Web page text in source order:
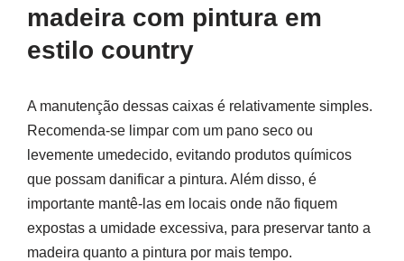
madeira com pintura em
estilo country
A manutenção dessas caixas é relativamente simples.
Recomenda-se limpar com um pano seco ou
levemente umedecido, evitando produtos químicos
que possam danificar a pintura. Além disso, é
importante mantê-las em locais onde não fiquem
expostas a umidade excessiva, para preservar tanto a
madeira quanto a pintura por mais tempo.